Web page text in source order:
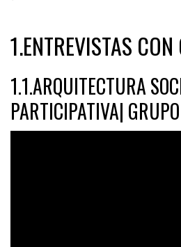
1.ENTREVISTAS
1.1.ARQUITECTURA
PARTICIPATIVA|